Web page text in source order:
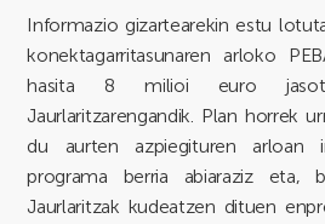
Informazio gizartearekin estu
konektagarritasunaren arloko
hasita 8 milioi euro
Jaurlaritzarengandik. Plan horrek
du aurten azpiegituren arloan
programa berria abiaraziz eta,
Jaurlaritzak kudeatzen dituen